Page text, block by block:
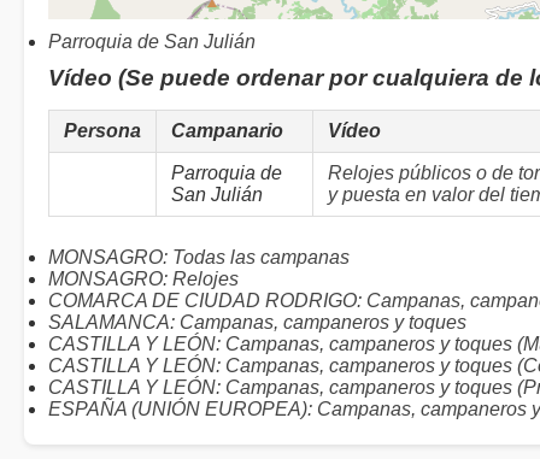
Parroquia de San Julián
Vídeo (Se puede ordenar por cualquiera de
Persona Campanario Vídeo
Parroquia de
San Julián
Relojes públicos o de
y puesta en valor del
MONSAGRO: Todas las campanas
MONSAGRO: Relojes
COMARCA DE CIUDAD RODRIGO: Campanas,
SALAMANCA: Campanas, campaneros y toques
CASTILLA Y LEÓN: Campanas, campaneros y toques
CASTILLA Y LEÓN: Campanas, campaneros y toques
CASTILLA Y LEÓN: Campanas, campaneros y toques
ESPAÑA (UNIÓN EUROPEA): Campanas, campaneros